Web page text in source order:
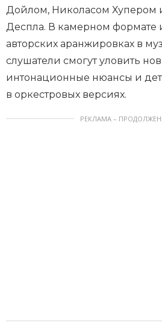
Дойлом, Николасом Хупером
Деспла. В камерном формате
авторских аранжировках в
слушатели смогут уловить
интонационные нюансы и
в оркестровых версиях.
РЕКЛАМА –